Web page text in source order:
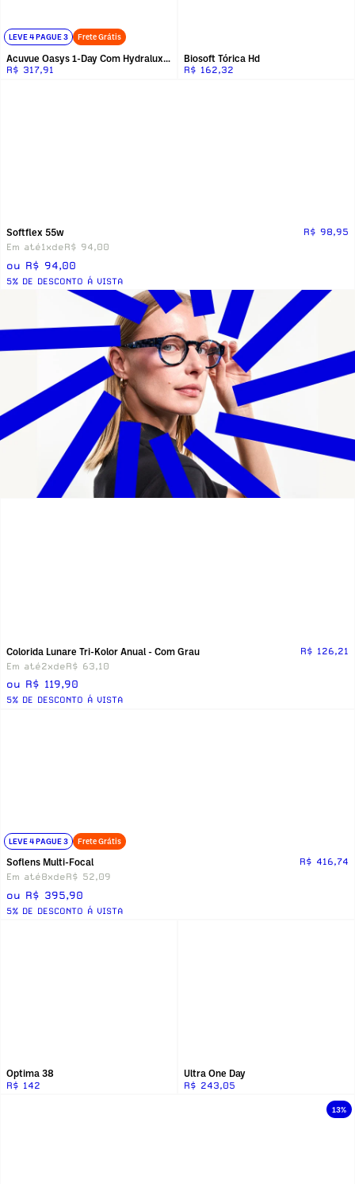
LEVE 4 PAGUE 3 Frete Grátis
Acuvue Oasys 1-Day Com Hydraluxe Para Astigmatismo
R$ 317,91
Softflex 55w
R$ 98,95
Em até1xdeR$ 94,00
ou R$ 94,00
5% DE DESCONTO Á VISTA
Biosoft Tórica Hd
R$ 162,32
Colorida Lunare Tri-Kolor Anual - Com Grau
R$ 126,21
Em até2xdeR$ 63,10
ou R$ 119,90
5% DE DESCONTO Á VISTA
LEVE 4 PAGUE 3 Frete Grátis
Soflens Multi-Focal
R$ 416,74
Em até8xdeR$ 52,09
ou R$ 395,90
5% DE DESCONTO Á VISTA
Optima 38
R$ 142
Ultra One Day
R$ 243,05
13%